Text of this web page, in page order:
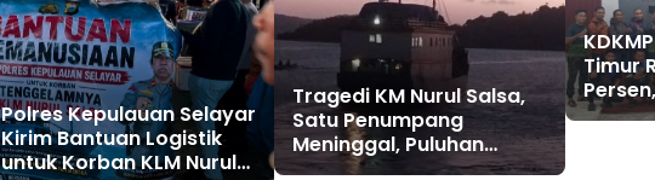
Polres Kepulauan Selayar
Kirim Bantuan Logistik
untuk Korban KLM Nurul
Tragedi KM Nurul Salsa,
Satu Penumpang
Meninggal, Puluhan
Selamat, Operasi
Timur